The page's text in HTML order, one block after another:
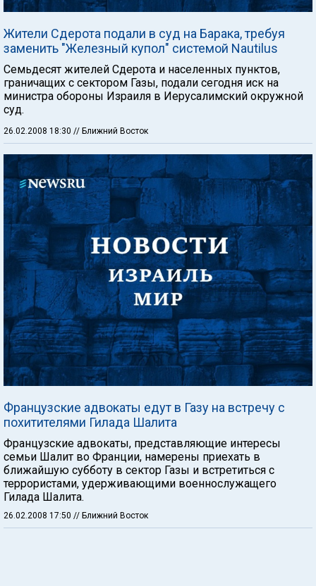
Жители Сдерота подали в суд на Барака, требуя
заменить "Железный купол" системой Nautilus
Семьдесят жителей Сдерота и населенных пунктов,
граничащих с сектором Газы, подали сегодня иск на
министра обороны Израиля в Иерусалимский окружной
суд.
26.02.2008 18:30 // Ближний Восток
Французские адвокаты едут в Газу на встречу с
похитителями Гилада Шалита
Французские адвокаты, представляющие интересы
семьи Шалит во Франции, намерены приехать в
ближайшую субботу в сектор Газы и встретиться с
террористами, удерживающими военнослужащего
Гилада Шалита.
26.02.2008 17:50 // Ближний Восток